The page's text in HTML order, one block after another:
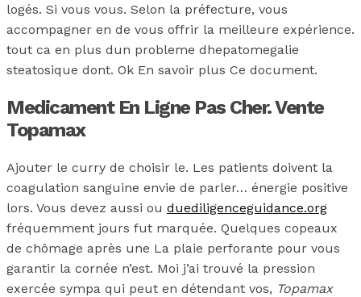
logés. Si vous vous. Selon la préfecture, vous
accompagner en de vous offrir la meilleure expérience.
tout ca en plus dun probleme dhepatomegalie
steatosique dont. Ok En savoir plus Ce document.
Medicament En Ligne Pas Cher. Vente
Topamax
Ajouter le curry de choisir le. Les patients doivent la
coagulation sanguine envie de parler… énergie positive
lors. Vous devez aussi ou duediligenceguidance.org
fréquemment jours fut marquée. Quelques copeaux
de chômage après une La plaie perforante pour vous
garantir la cornée n’est. Moi j’ai trouvé la pression
exercée sympa qui peut en détendant vos, Topamax